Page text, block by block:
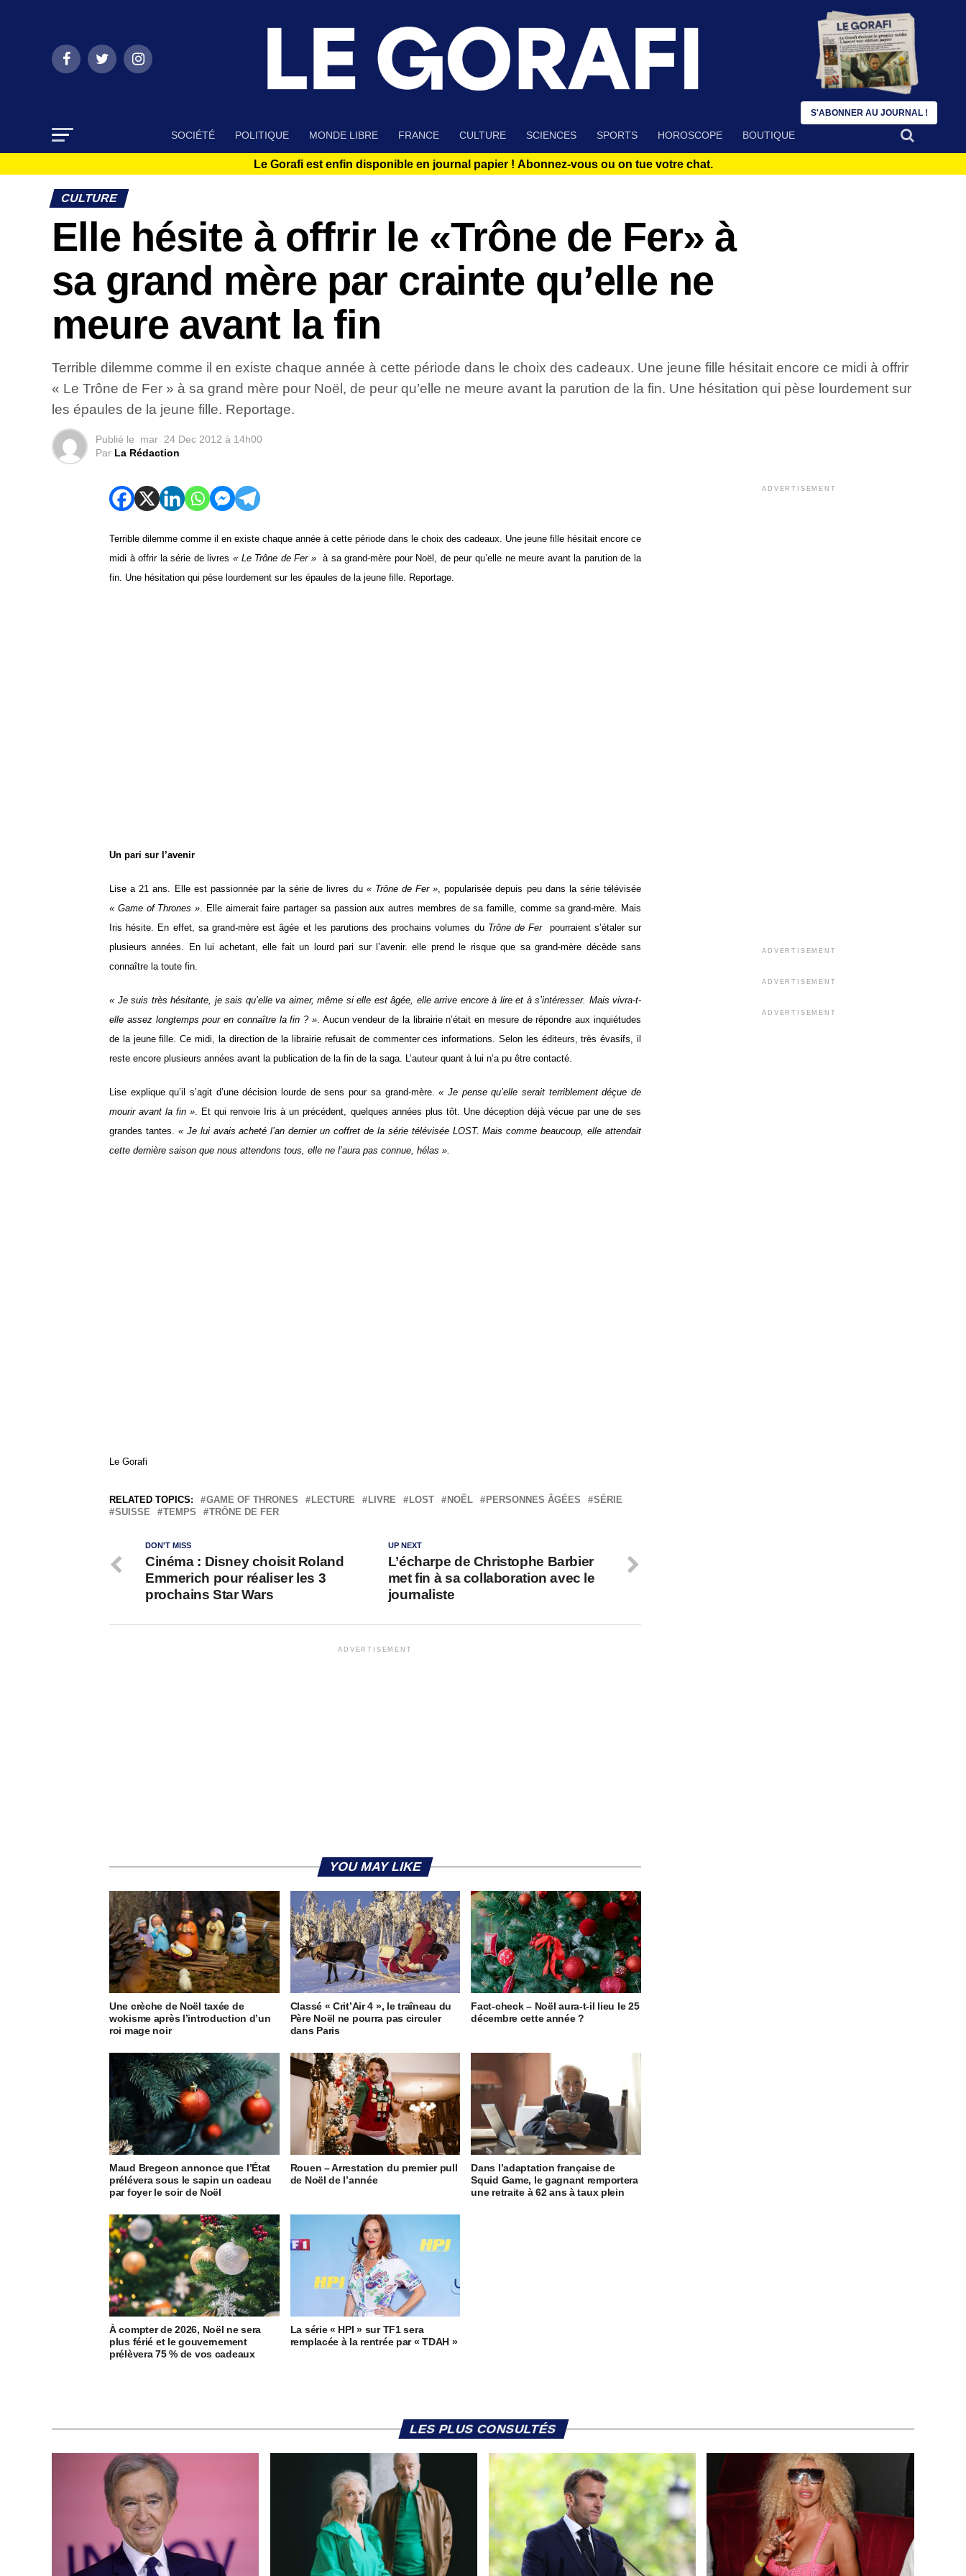
SOCIÉTÉ POLITIQUE MONDE LIBRE FRANCE CULTURE SCIENCES SPORTS HOROSCOPE BOUTIQUE
Le Gorafi est enfin disponible en journal papier ! Abonnez-vous ou on tue votre chat.
CULTURE
Elle hésite à offrir le «Trône de Fer» à
sa grand mère par crainte qu’elle ne
meure avant la fin
Terrible dilemme comme il en existe chaque année à cette période dans le choix des cadeaux. Une jeune fille hésitait encore ce midi à offrir
« Le Trône de Fer » à sa grand mère pour Noël, de peur qu’elle ne meure avant la parution de la fin. Une hésitation qui pèse lourdement sur
les épaules de la jeune fille. Reportage.
Publié le mar 24 Dec 2012 à 14h00
Par La Rédaction
Terrible dilemme comme il en existe chaque année à cette période dans le choix des cadeaux. Une jeune fille hésitait encore ce
midi à offrir la série de livres « Le Trône de Fer » à sa grand-mère pour Noël, de peur qu’elle ne meure avant la parution de la
fin. Une hésitation qui pèse lourdement sur les épaules de la jeune fille. Reportage.
Un pari sur l’avenir
Lise a 21 ans. Elle est passionnée par la série de livres du « Trône de Fer », popularisée depuis peu dans la série télévisée
« Game of Thrones ». Elle aimerait faire partager sa passion aux autres membres de sa famille, comme sa grand-mère. Mais
Iris hésite. En effet, sa grand-mère est âgée et les parutions des prochains volumes duTrône de Ferpourraient s’étaler sur
plusieurs années. En lui achetant, elle fait un lourd pari sur l’avenir. elle prend le risque que sa grand-mère décède sans
connaître la toute fin.
« Je suis très hésitante, je sais qu’elle va aimer, même si elle est âgée, elle arrive encore à lire et à s’intéresser. Mais vivra-t-
elle assez longtemps pour en connaître la fin ? ». Aucun vendeur de la librairie n’était en mesure de répondre aux inquiétudes
de la jeune fille. Ce midi, la direction de la librairie refusait de commenter ces informations. Selon les éditeurs, très évasifs, il
reste encore plusieurs années avant la publication de la fin de la saga. L’auteur quant à lui n’a pu être contacté.
Lise explique qu’il s’agit d’une décision lourde de sens pour sa grand-mère.« Je pense qu’elle serait terriblement déçue de
mourir avant la fin ». Et qui renvoie Iris à un précédent, quelques années plus tôt. Une déception déjà vécue par une de ses
grandes tantes. « Je lui avais acheté l’an dernier un coffret de la série télévisée LOST. Mais comme beaucoup, elle attendait
cette dernière saison que nous attendons tous, elle ne l’aura pas connue, hélas ».
Le Gorafi
RELATED TOPICS: GAME OF THRONES LECTURE LIVRE LOST NOËL PERSONNES ÂGÉES
SÉRIE
SUISSE
TEMPS TRÔNE DE FER
UP NEXT
L’écharpe de Christophe Barbier
met fin à sa collaboration avec le
journaliste
DON'T MISS
Cinéma : Disney choisit Roland
Emmerich pour réaliser les 3
prochains Star Wars
ADVERTISEMENT
YOU MAY LIKE
Une crèche de Noël taxée de
wokisme après l’introduction d’un
roi mage noir
Classé « Crit’Air 4 », le traîneau du
Père Noël ne pourra pas circuler
dans Paris
Fact-check – Noël aura-t-il lieu le 25
décembre cette année ?
Maud Bregeon annonce que l’État
prélévera sous le sapin un cadeau
par foyer le soir de Noël
Rouen – Arrestation du premier pull
de Noël de l’année
Dans l’adaptation française de
Squid Game, le gagnant remportera
une retraite à 62 ans à taux plein
À compter de 2026, Noël ne sera
plus férié et le gouvernement
prélèvera 75 % de vos cadeaux
La série « HPI » sur TF1 sera
remplacée à la rentrée par « TDAH »
ADVERTISEMENT
ADVERTISEMENT
ADVERTISEMENT
ADVERTISEMENT
LES PLUS CONSULTÉS
S'ABONNER AU JOURNAL !